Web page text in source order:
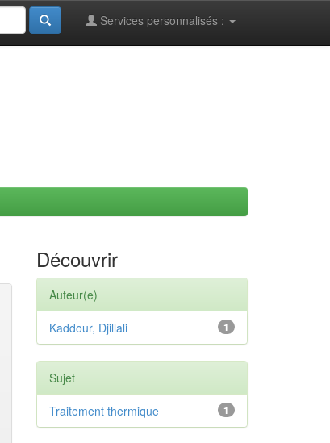
Services personnalisés :
Découvrir
Auteur(e)
1
Kaddour, Djillali
Sujet
1
Traitement thermique